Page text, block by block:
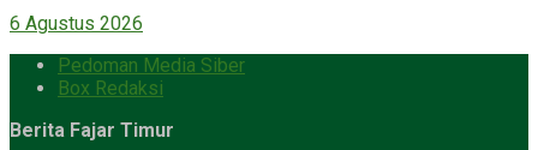
6 Agustus 2026
Pedoman Media Siber
Box Redaksi
Berita Fajar Timur